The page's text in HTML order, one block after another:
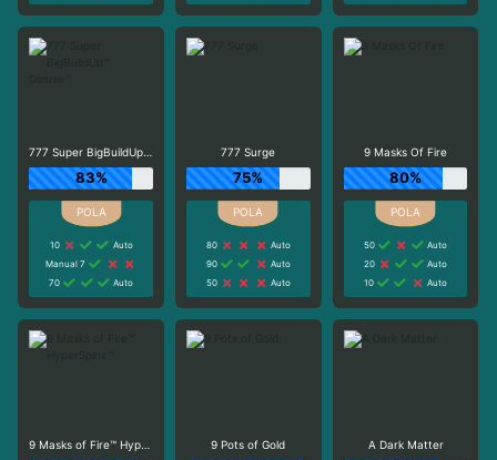
777 Super BigBuildUp™ Deluxe™
83%
10
Auto
Manual 7
70
Auto
777 Surge
75%
80
Auto
90
Auto
50
Auto
9 Masks Of Fire
80%
50
Auto
20
Auto
10
Auto
9 Masks of Fire™ HyperSpins™ 9 Pots of Gold A Dark Matter